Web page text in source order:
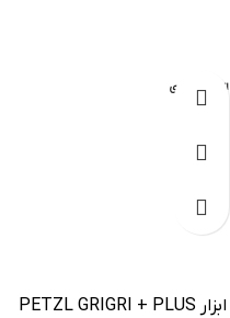
اتمام موجودی
ابزار PETZL GRIGRI + PLUS